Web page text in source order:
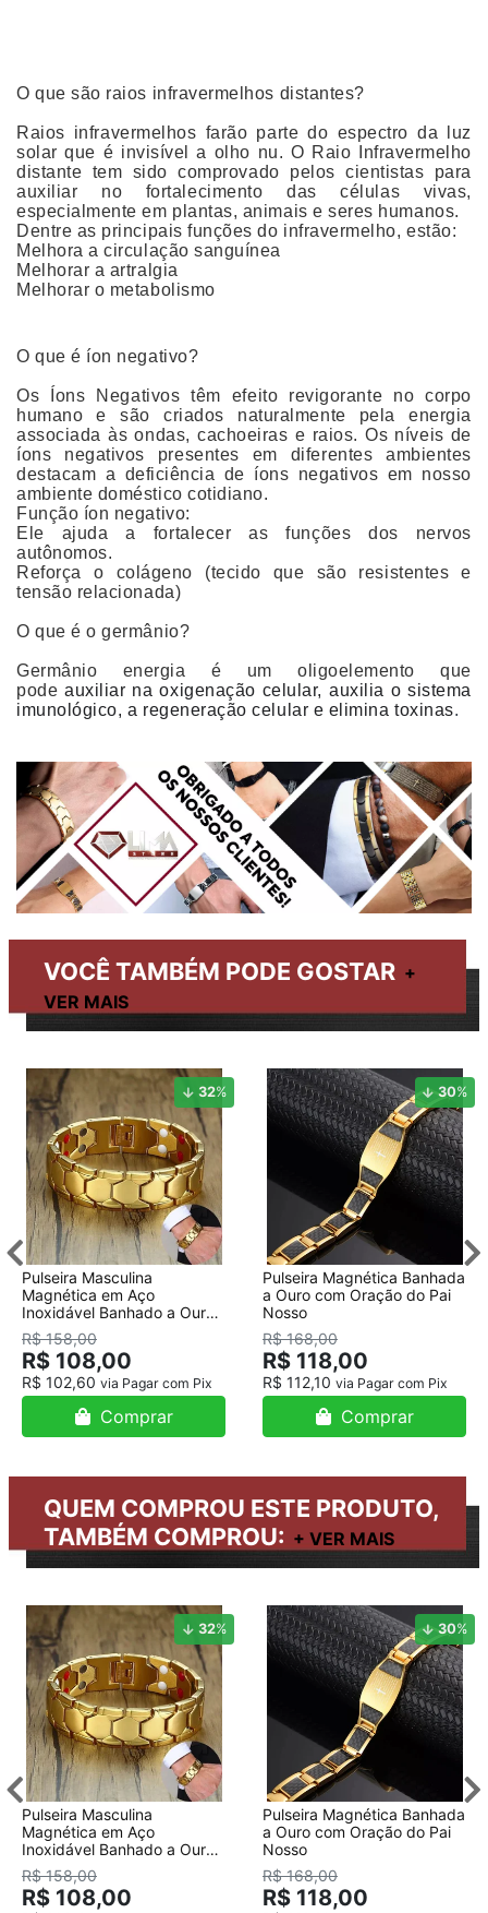
O que são raios infravermelhos distantes?
Raios infravermelhos farão parte do espectro da luz
solar que é invisível a olho nu. O Raio Infravermelho
distante tem sido comprovado pelos cientistas para
auxiliar no fortalecimento das células vivas,
especialmente em plantas, animais e seres humanos.
Dentre as principais funções do infravermelho, estão:
Melhora a circulação sanguínea
Melhorar a artralgia
Melhorar o metabolismo
O que é íon negativo?
Os Íons Negativos têm efeito revigorante no corpo
humano e são criados naturalmente pela energia
associada às ondas, cachoeiras e raios. Os níveis de
íons negativos presentes em diferentes ambientes
destacam a deficiência de íons negativos em nosso
ambiente doméstico cotidiano.
Função íon negativo:
Ele ajuda a fortalecer as funções dos nervos
autônomos.
Reforça o colágeno (tecido que são resistentes e
tensão relacionada)
O que é o germânio?
Germânio energia é um oligoelemento que
podeauxiliar na oxigenação celular, auxilia o sistema
imunológico, a regeneração celular e elimina toxinas.
VOCÊ TAMBÉM PODE GOSTAR
32%
Pulseira Masculina
Magnética em Aço
Inoxidável Banhado a Ouro
18K
R$ 158,00
R$ 108,00
R$ 102,60 via Pagar com Pix
Comprar
30%
Pulseira Magnética Banhada
a Ouro com Oração do Pai
Nosso
R$ 168,00
R$ 118,00
R$ 112,10 via Pagar com Pix
Comprar
QUEM COMPROU ESTE PRODUTO,
TAMBÉM COMPROU:
32%
Pulseira Masculina
Magnética em Aço
Inoxidável Banhado a Ouro
18K
R$ 158,00
R$ 108,00
30%
Pulseira Magnética Banhada
a Ouro com Oração do Pai
Nosso
R$ 168,00
R$ 118,00